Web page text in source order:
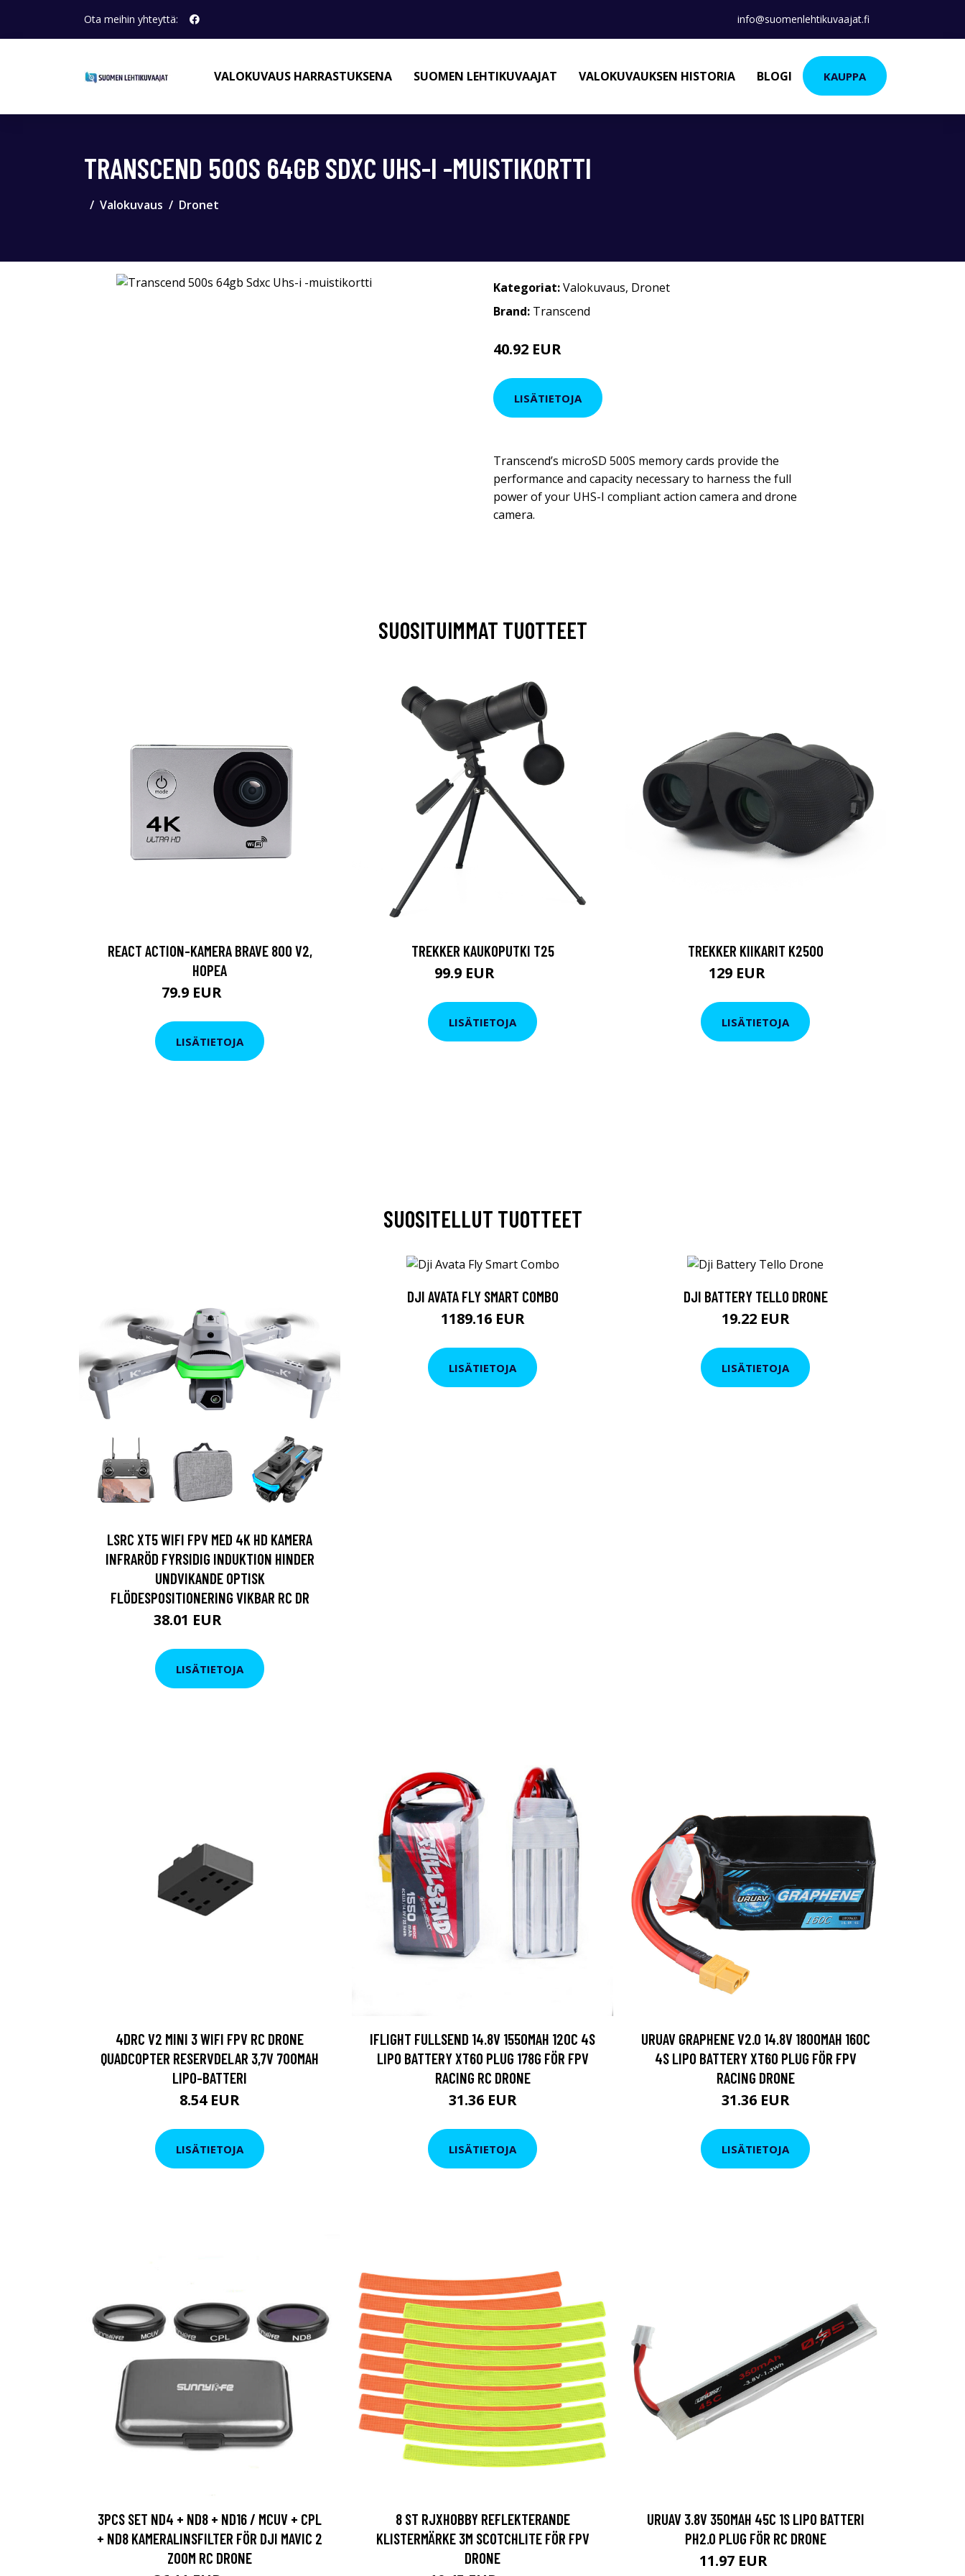
Ota meihin yhteyttä: info@suomenlehtikuvaajat.fi
VALOKUVAUS HARRASTUKSENA SUOMEN LEHTIKUVAAJAT VALOKUVAUKSEN HISTORIA BLOGI KAUPPA
TRANSCEND 500S 64GB SDXC UHS-I -MUISTIKORTTI
Valokuvaus Dronet
Kategoriat:Valokuvaus, Dronet
Brand: Transcend
40.92 EUR
LISÄTIETOJA
Transcend’s microSD 500S memory cards provide the
performance and capacity necessary to harness the full
power of your UHS-I compliant action camera and drone
camera.
SUOSITUIMMAT TUOTTEET
REACT ACTION-KAMERA BRAVE 800 V2,
HOPEA
79.9 EUR
LISÄTIETOJA
TREKKER KAUKOPUTKI T25
99.9 EUR
LISÄTIETOJA
TREKKER KIIKARIT K2500
129 EUR
LISÄTIETOJA
SUOSITELLUT TUOTTEET
LSRC XT5 WIFI FPV MED 4K HD KAMERA
INFRARÖD FYRSIDIG INDUKTION HINDER
UNDVIKANDE OPTISK
FLÖDESPOSITIONERING VIKBAR RC DR
38.01 EUR
LISÄTIETOJA
DJI AVATA FLY SMART COMBO
1189.16 EUR
LISÄTIETOJA
DJI BATTERY TELLO DRONE
19.22 EUR
LISÄTIETOJA
4DRC V2 MINI 3 WIFI FPV RC DRONE
QUADCOPTER RESERVDELAR 3,7V 700MAH
LIPO-BATTERI
8.54 EUR
LISÄTIETOJA
IFLIGHT FULLSEND 14.8V 1550MAH 120C 4S
LIPO BATTERY XT60 PLUG 178G FÖR FPV
RACING RC DRONE
31.36 EUR
LISÄTIETOJA
URUAV GRAPHENE V2.0 14.8V 1800MAH 160C
4S LIPO BATTERY XT60 PLUG FÖR FPV
RACING DRONE
31.36 EUR
LISÄTIETOJA
3PCS SET ND4 + ND8 + ND16 / MCUV + CPL
+ ND8 KAMERALINSFILTER FÖR DJI MAVIC 2
ZOOM RC DRONE
8 ST RJXHOBBY REFLEKTERANDE
KLISTERMÄRKE 3M SCOTCHLITE FÖR FPV
DRONE
URUAV 3.8V 350MAH 45C 1S LIPO BATTERI
PH2.0 PLUG FÖR RC DRONE
11.97 EUR